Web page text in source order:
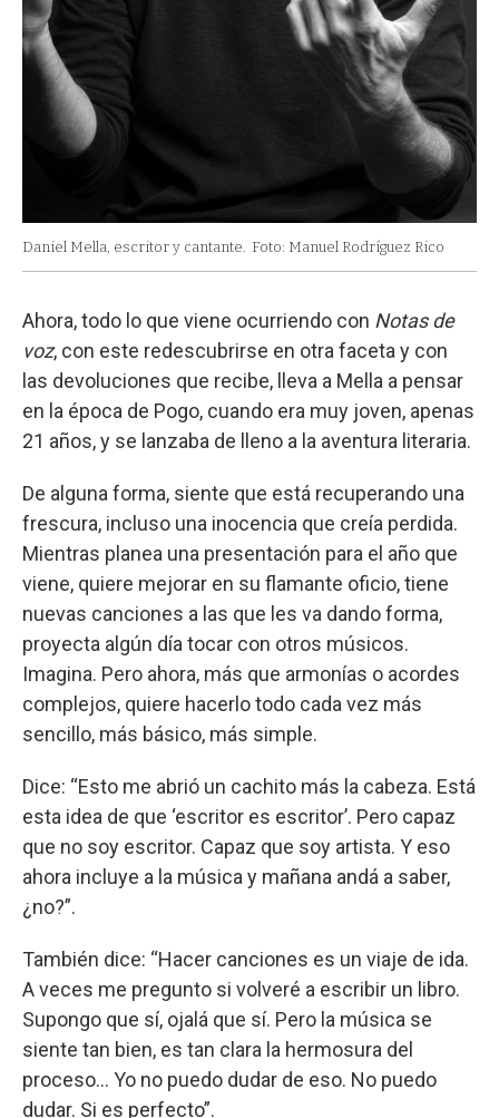
Daniel Mella, escritor y cantante. Foto: Manuel Rodríguez Rico
Ahora, todo lo que viene ocurriendo con Notas de
voz, con este redescubrirse en otra faceta y con
las devoluciones que recibe, lleva a Mella a pensar
en la época de Pogo, cuando era muy joven, apenas
21 años, y se lanzaba de lleno a la aventura literaria.
De alguna forma, siente que está recuperando una
frescura, incluso una inocencia que creía perdida.
Mientras planea una presentación para el año que
viene, quiere mejorar en su flamante oficio, tiene
nuevas canciones a las que les va dando forma,
proyecta algún día tocar con otros músicos.
Imagina. Pero ahora, más que armonías o acordes
complejos, quiere hacerlo todo cada vez más
sencillo, más básico, más simple.
Dice: “Esto me abrió un cachito más la cabeza. Está
esta idea de que ‘escritor es escritor’. Pero capaz
que no soy escritor. Capaz que soy artista. Y eso
ahora incluye a la música y mañana andá a saber,
¿no?”.
También dice: “Hacer canciones es un viaje de ida.
A veces me pregunto si volveré a escribir un libro.
Supongo que sí, ojalá que sí. Pero la música se
siente tan bien, es tan clara la hermosura del
proceso... Yo no puedo dudar de eso. No puedo
dudar. Si es perfecto”.